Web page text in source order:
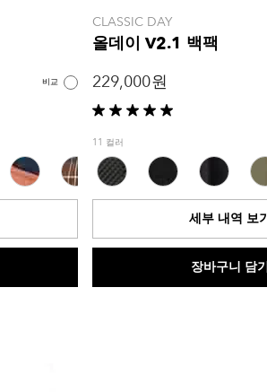
비교
CLASSIC DAY
올데이 V2.1 백팩
229,000 원
별
5
중
5.0
개
니
개
11 컬러
세부 내역 보기
장바구니 담기